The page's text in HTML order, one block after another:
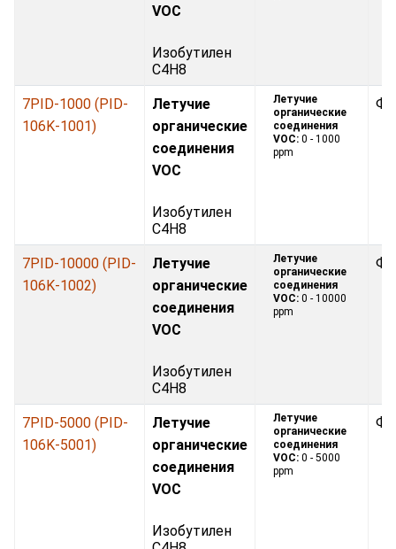
VOC
Изобутилен
C4H8
7PID-1000 (PID-
106K-1001)
Летучие
органические
соединения
VOC
Изобутилен
C4H8
Летучие
органические
соединения
VOC: 0 - 1000
ppm
7PID-10000 (PID-
106K-1002)
Летучие
органические
соединения
VOC
Изобутилен
C4H8
Летучие
органические
соединения
VOC: 0 - 10000
ppm
7PID-5000 (PID-
106K-5001)
Летучие
органические
соединения
VOC
Изобутилен
Летучие
органические
соединения
VOC: 0 - 5000
ppm